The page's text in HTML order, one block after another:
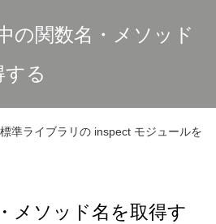
の関数名・メソッド
る
準ライブラリの inspect モジュールを
メソッド名を取得す